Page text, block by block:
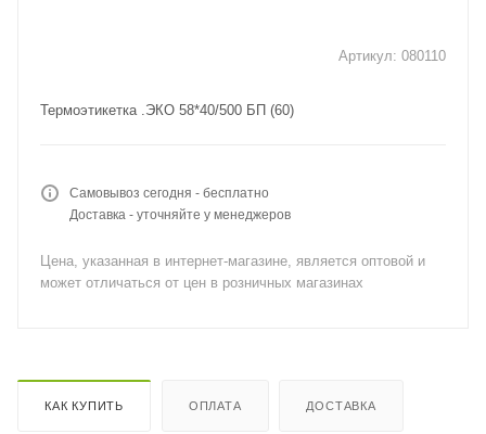
Артикул: 080110
Термоэтикетка .ЭКО 58*40/500 БП (60)
Самовывоз сегодня - бесплатно
Доставка - уточняйте у менеджеров
Цена, указанная в интернет-магазине, является оптовой и
может отличаться от цен в розничных магазинах
КАК КУПИТЬ ОПЛАТА ДОСТАВКА